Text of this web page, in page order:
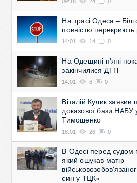
На трасі Одеса –
повністю перекриють
14:01 14 0
На Одещині п'яні
закінчилися ДТП
14:01 6 0
Віталій Кулик заявив
доказової бази НАБУ
Тимошенко
18:01 26 0
В Одесі перед судом
який ошукав матір
син у ТЦК»